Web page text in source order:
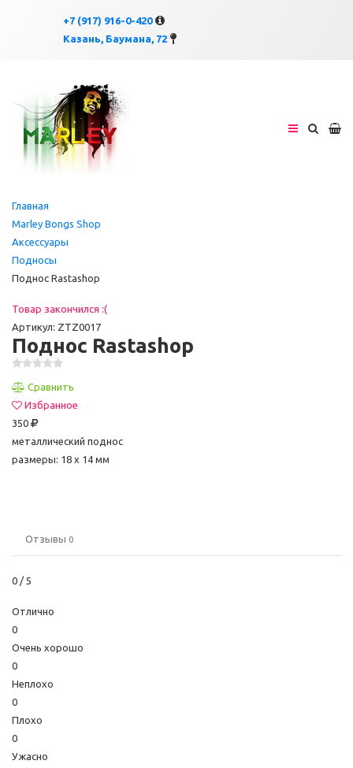
+7 (917) 916-0-420
Казань, Баумана, 72×
Главная
Marley Bongs Shop
Аксессуары
Подносы
Поднос Rastashop
Товар закончился :(
Артикул: ZTZ0017
Поднос Rastashop
Сравнить
Избранное
350
металлический поднос
размеры: 18 x 14 мм
Отзывы 0
0 / 5
Отлично
0
Очень хорошо
0
Неплохо
0
Плохо
0
Ужасно